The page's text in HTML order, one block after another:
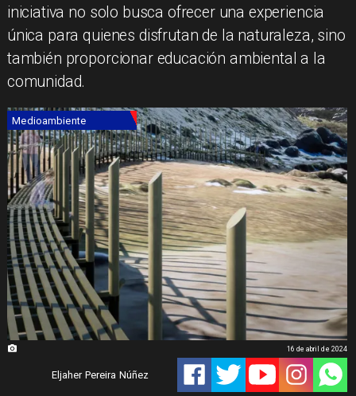
iniciativa no solo busca ofrecer una experiencia
única para quienes disfrutan de la naturaleza, sino
también proporcionar educación ambiental a la
comunidad.
Medioambiente
Eljaher Pereira Núñez
16 de abril de 2024